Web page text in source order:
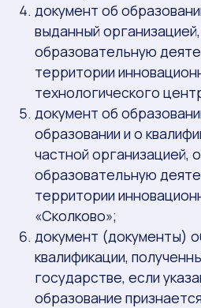
документ об
выданный
образовательную
территории
технологического
документ об
образовании и о
частной организацией,
образовательную
территории
«Сколково»;
документ (документы)
квалификации,
государстве, если
образование